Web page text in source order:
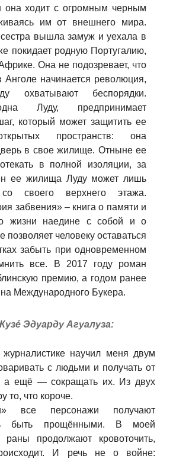
она ходит с огромным черным
им от внешнего мира.
сестра вышла замуж и уехала в
покидает родную Португалию,
Она не подозревает, что
Анголе начинается революция,
охватывают беспорядки.
Луду, предпринимает
который может защитить ее
пространств: она
в свое жилище. Отныне ее
в полной изоляции, за
ее жилища Луду может лишь
со своего верхнего этажа.
забвения» – книга о памяти и
о жизни наедине с собой и о
позволяет человеку оставаться
забыть при одновременном
все. В 2017 году роман
премию, а годом ранее
Международного Букера.
Эдуарду Агуалуза:
научил меня двум
с людьми и получать от
а ещё — сокращать их. Из двух
то, что короче.
все персонажи получают
быть прощёнными. В моей
раны продолжают кровоточить,
И речь не о войне: